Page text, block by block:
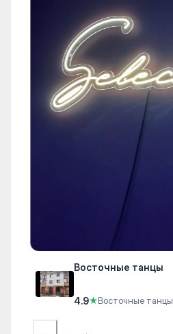
Восточные танцы
4.9★Восточные танцы